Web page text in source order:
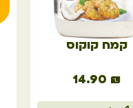
קמח קוקוס
14.90 ₪